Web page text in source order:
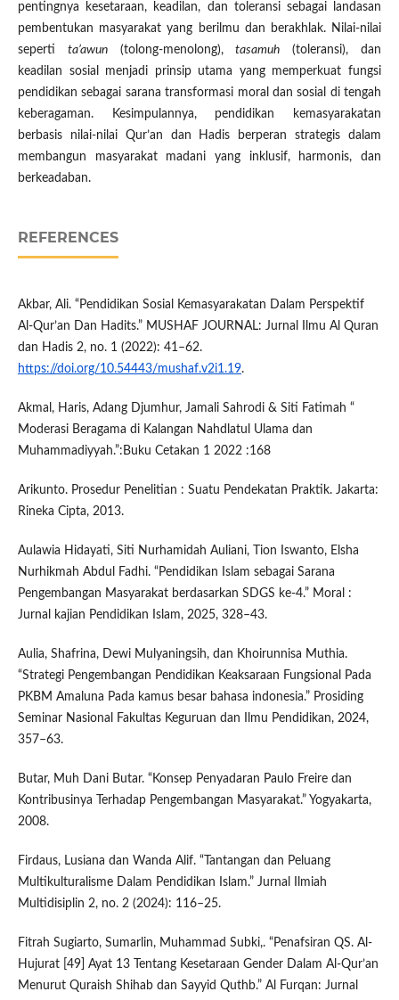
pentingnya kesetaraan, keadilan, dan toleransi sebagai landasan
pembentukan masyarakat yang berilmu dan berakhlak. Nilai-nilai
seperti ta’awun(tolong-menolong),tasamuh (toleransi), dan
keadilan sosial menjadi prinsip utama yang memperkuat fungsi
pendidikan sebagai sarana transformasi moral dan sosial di tengah
keberagaman. Kesimpulannya, pendidikan kemasyarakatan
berbasis nilai-nilai Qur’an dan Hadis berperan strategis dalam
membangun masyarakat madani yang inklusif, harmonis, dan
berkeadaban.
REFERENCES
Akbar, Ali. “Pendidikan Sosial Kemasyarakatan Dalam Perspektif
Al-Qur’an Dan Hadits.” MUSHAF JOURNAL: Jurnal Ilmu Al Quran
dan Hadis 2, no. 1 (2022): 41–62.
https://doi.org/10.54443/mushaf.v2i1.19.
Akmal, Haris, Adang Djumhur, Jamali Sahrodi & Siti Fatimah “
Moderasi Beragama di Kalangan Nahdlatul Ulama dan
Muhammadiyyah.”:Buku Cetakan 1 2022 :168
Arikunto. Prosedur Penelitian : Suatu Pendekatan Praktik. Jakarta:
Rineka Cipta, 2013.
Aulawia Hidayati, Siti Nurhamidah Auliani, Tion Iswanto, Elsha
Nurhikmah Abdul Fadhi. “Pendidikan Islam sebagai Sarana
Pengembangan Masyarakat berdasarkan SDGS ke-4.” Moral :
Jurnal kajian Pendidikan Islam, 2025, 328–43.
Aulia, Shafrina, Dewi Mulyaningsih, dan Khoirunnisa Muthia.
“Strategi Pengembangan Pendidikan Keaksaraan Fungsional Pada
PKBM Amaluna Pada kamus besar bahasa indonesia.” Prosiding
Seminar Nasional Fakultas Keguruan dan Ilmu Pendidikan, 2024,
357–63.
Butar, Muh Dani Butar. “Konsep Penyadaran Paulo Freire dan
Kontribusinya Terhadap Pengembangan Masyarakat.” Yogyakarta,
2008.
Firdaus, Lusiana dan Wanda Alif. “Tantangan dan Peluang
Multikulturalisme Dalam Pendidikan Islam.” Jurnal Ilmiah
Multidisiplin 2, no. 2 (2024): 116–25.
Fitrah Sugiarto, Sumarlin, Muhammad Subki,. “Penafsiran QS. Al-
Hujurat [49] Ayat 13 Tentang Kesetaraan Gender Dalam Al-Qur’an
Menurut Quraish Shihab dan Sayyid Quthb.” Al Furqan: Jurnal